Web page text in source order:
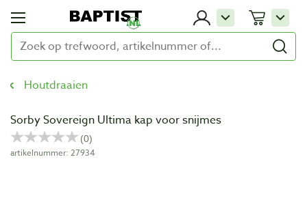
Houtdraaien
Sorby Sovereign Ultima kap voor snijmes
artikelnummer: 27934